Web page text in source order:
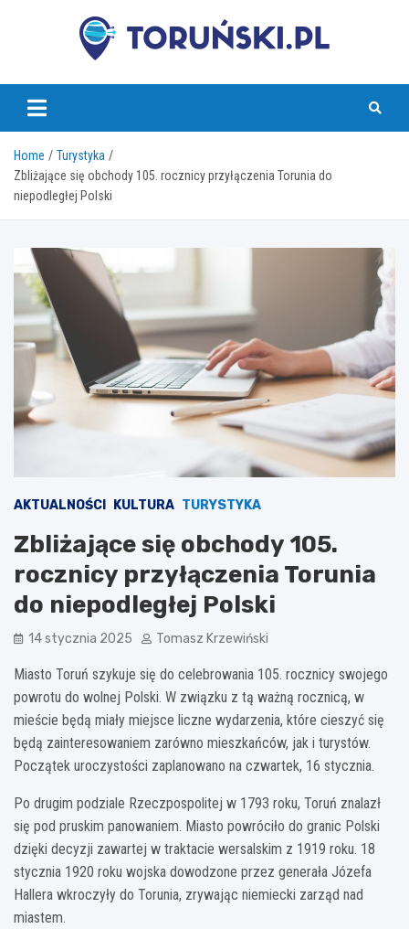
torunski.pl
Home
Turystyka
Zbliżające się obchody 105. rocznicy przyłączenia Torunia do
niepodległej Polski
AKTUALNOŚCI KULTURA TURYSTYKA
Zbliżające się obchody 105.
rocznicy przyłączenia Torunia
do niepodległej Polski
14 stycznia 2025 Tomasz Krzewiński
Miasto Toruń szykuje się do celebrowania 105. rocznicy swojego
powrotu do wolnej Polski. W związku z tą ważną rocznicą, w
mieście będą miały miejsce liczne wydarzenia, które cieszyć się
będą zainteresowaniem zarówno mieszkańców, jak i turystów.
Początek uroczystości zaplanowano na czwartek, 16 stycznia.
Po drugim podziale Rzeczpospolitej w 1793 roku, Toruń znalazł
się pod pruskim panowaniem. Miasto powróciło do granic Polski
dzięki decyzji zawartej w traktacie wersalskim z 1919 roku. 18
stycznia 1920 roku wojska dowodzone przez generała Józefa
Hallera wkroczyły do Torunia, zrywając niemiecki zarząd nad
miastem.